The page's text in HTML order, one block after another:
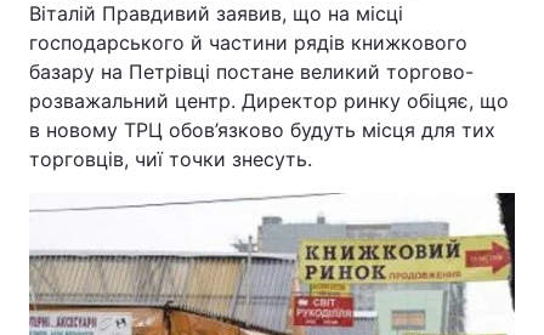
Головна Війна
Україна Політика
Економіка Світ
Віталій Правдивий заявив, що на місці
господарського й частини рядів книжкового
базару на Петрівці постане великий торгово-
розважальний центр. Директор ринку обіцяє, що
в новому ТРЦ обов’язково будуть місця для тих
торговців, чиї точки знесуть.